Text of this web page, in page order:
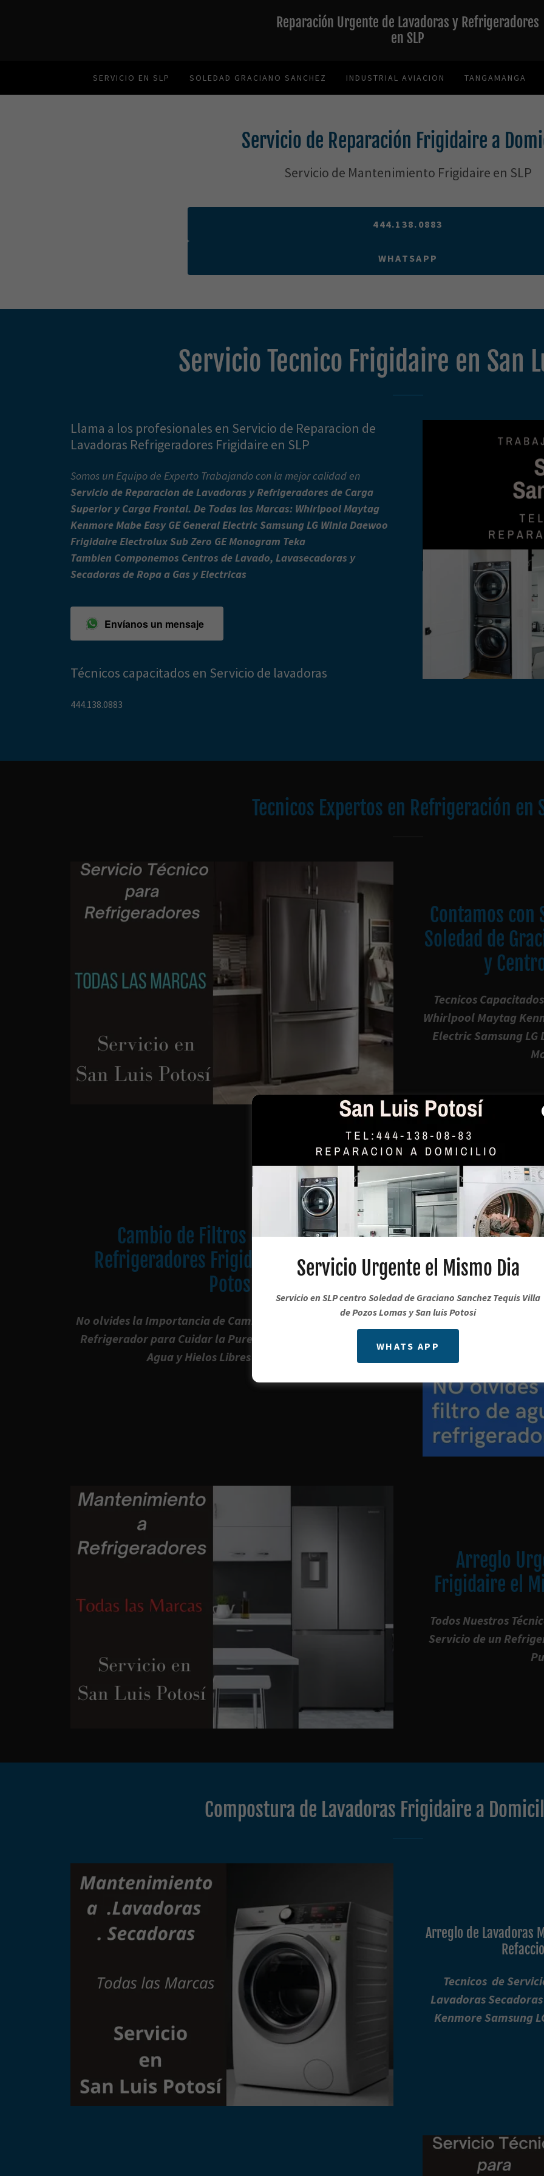
Reparación Urgente de Lavadoras y Refrigeradores
en SLP
SERVICIO EN SLP SOLEDAD GRACIANO SANCHEZ INDUSTRIAL AVIACION TANGAMANGA
Servicio de Reparación Frigidaire a
Servicio de Mantenimiento Frigidaire en SLP
444.138.0883
WHATSAPP
Servicio Tecnico Frigidaire en San
Llama a los profesionales en Servicio de Reparacion de
Lavadoras Refrigeradores Frigidaire en SLP
Somos un Equipo de Experto Trabajando con la mejor calidad en
Servicio de Reparacion de Lavadoras y Refrigeradores de Carga
Superior y Carga Frontal. De Todas las Marcas: Whirlpool Maytag
Kenmore Mabe Easy GE General Electric Samsung LG Winia Daewoo
Frigidaire Electrolux Sub Zero GE Monogram Teka
Tambien Componemos Centros de Lavado, Lavasecadoras y
Secadoras de Ropa a Gas y Electricas
Envíanos un mensaje
Técnicos capacitados en Servicio de lavadoras
444.138.0883
Tecnicos Expertos en Refrigeración en
Contamos con
Soledad de
y
Tecnicos
Whirlpool Maytag
Electric Samsung
Cambio de Filtros de Agua para
Refrigeradores Frigidaire en San Luis
Potosi
No olvides la Importancia de Cambiar el Filtro de Agua en tu
Refrigerador para Cuidar la Pureza y tu Salud al Consumir
Agua y Hielos Libres de Bacterias
Arreglo
Frigidaire el
Todos Nuestros
Servicio de un
Compostura de Lavadoras Frigidaire a
Arreglo de Lavadoras
Tecnicos de
Lavadoras
Kenmore Samsung
Servicio Urgente el Mismo Dia
Servicio en SLP centro Soledad de Graciano Sanchez Tequis Villa
de Pozos Lomas y San luis Potosi
WHATS APP